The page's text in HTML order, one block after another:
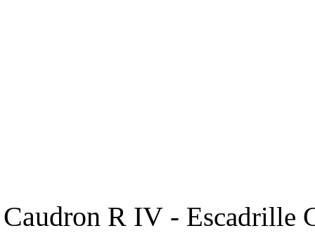
Caudron R IV - Escadrille